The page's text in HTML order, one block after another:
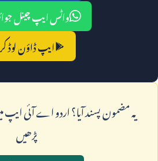
واٹس ایپ چینل
ایپ ڈاؤن لوڈ
يہ مضمون پسند آيا؟ اردو اے آئی
پڑھيں